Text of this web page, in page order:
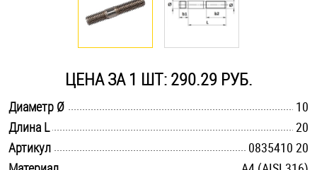
Стопорные кольца
Такелаж
ЦЕНА ЗА 1 ШТ: 290.29 РУБ.
Диаметр Ø
10
Длина L
20
Артикул
0835410 20